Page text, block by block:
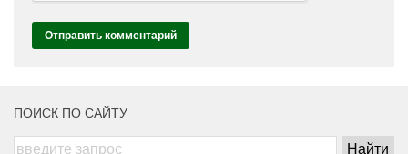
ПОИСК ПО САЙТУ